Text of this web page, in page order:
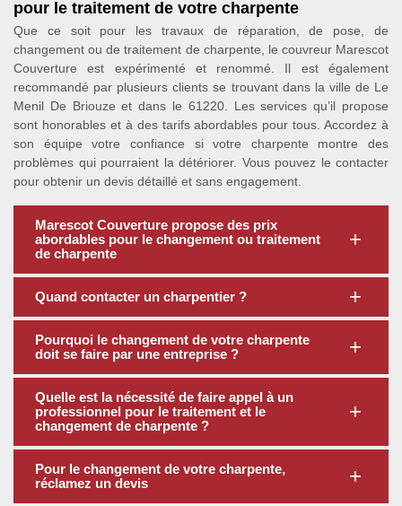
pour le traitement de votre charpente
Que ce soit pour les travaux de réparation, de pose, de
changement ou de traitement de charpente, le couvreur Marescot
Couverture est expérimenté et renommé. Il est également
recommandé par plusieurs clients se trouvant dans la ville de Le
Menil De Briouze et dans le 61220. Les services qu’il propose
sont honorables et à des tarifs abordables pour tous. Accordez à
son équipe votre confiance si votre charpente montre des
problèmes qui pourraient la détériorer. Vous pouvez le contacter
pour obtenir un devis détaillé et sans engagement.
Marescot Couverture propose des prix
abordables pour le changement ou traitement
de charpente
Quand contacter un charpentier ?
Pourquoi le changement de votre charpente
doit se faire par une entreprise ?
Quelle est la nécessité de faire appel à un
professionnel pour le traitement et le
changement de charpente ?
Pour le changement de votre charpente,
réclamez un devis